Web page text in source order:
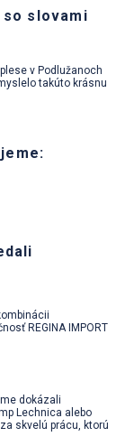
slovami
v Podlužanoch
takúto krásnu
REGINA IMPORT
dokázali
Lechnica alebo
skvelú prácu, ktorú